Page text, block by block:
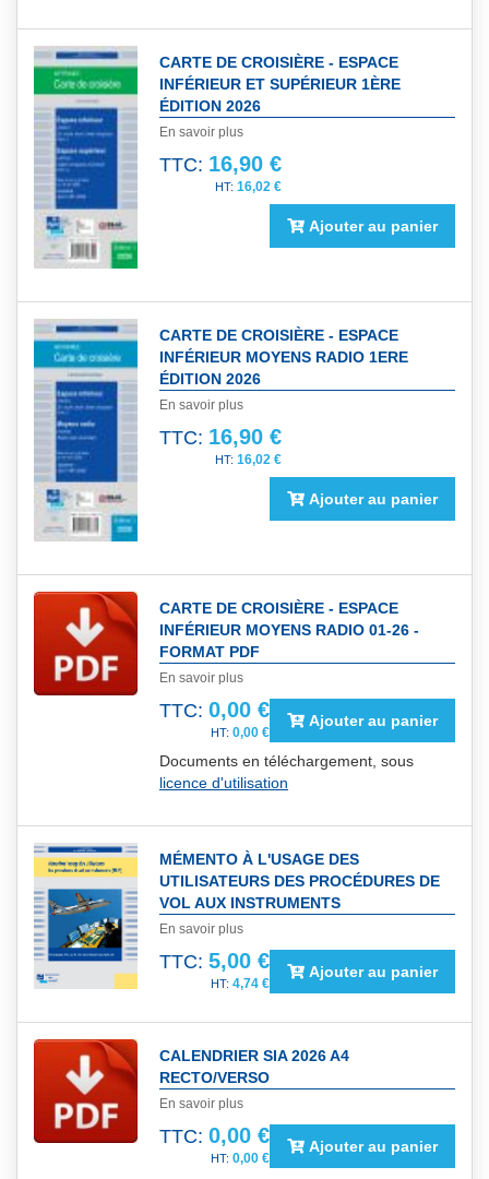
CARTE DE CROISIÈRE - ESPACE
INFÉRIEUR ET SUPÉRIEUR 1ÈRE
ÉDITION 2026
En savoir plus
TTC: 16,90 €
16,02 €
Ajouter au panier
CARTE DE CROISIÈRE - ESPACE
INFÉRIEUR MOYENS RADIO 1ERE
ÉDITION 2026
En savoir plus
TTC: 16,90 €
16,02 €
Ajouter au panier
CARTE DE CROISIÈRE - ESPACE
INFÉRIEUR MOYENS RADIO 01-26 -
FORMAT PDF
En savoir plus
TTC: 0,00 €
0,00 €
Ajouter au panier
Documents en téléchargement, sous
licence d'utilisation
MÉMENTO À L'USAGE DES
UTILISATEURS DES PROCÉDURES DE
VOL AUX INSTRUMENTS
En savoir plus
TTC: 5,00 €
4,74 €
Ajouter au panier
CALENDRIER SIA 2026 A4
RECTO/VERSO
En savoir plus
TTC: 0,00 €
0,00 €
Ajouter au panier